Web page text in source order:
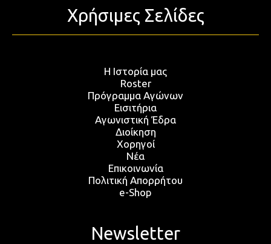
Χρήσιμες Σελίδες
Η Ιστορία μας
Roster
Πρόγραμμα Αγώνων
Εισιτήρια
Αγωνιστική Έδρα
Διοίκηση
Χορηγοί
Νέα
Επικοινωνία
Πολιτική Απορρήτου
e-Shop
Newsletter